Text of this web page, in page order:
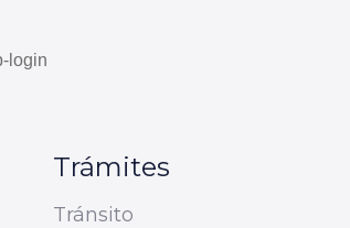
Trámites
Tránsito